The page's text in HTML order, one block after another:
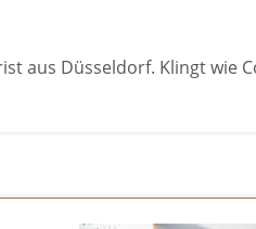
aus Düsseldorf. Klingt wie